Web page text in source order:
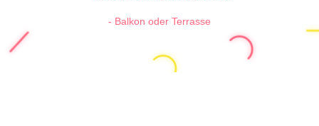
- Balkon oder Terrasse